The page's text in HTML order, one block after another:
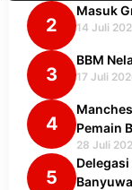
2
Masuk
14 Juli
3
BBM
17 Juli
4
Pemain
28 Juli
5